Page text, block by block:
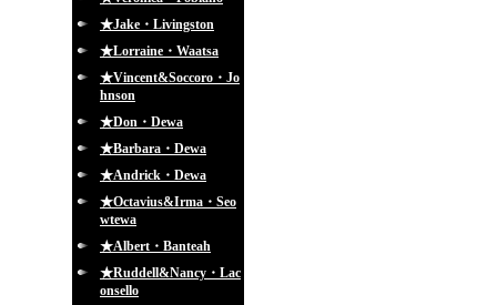
★Jake・Livingston
★Lorraine・Waatsa
★Vincent&Soccoro・Jo
hnson
★Don・Dewa
★Barbara・Dewa
★Andrick・Dewa
★Octavius&Irma・Seo
wtewa
★Albert・Banteah
★Ruddell&Nancy・Lac
onsello